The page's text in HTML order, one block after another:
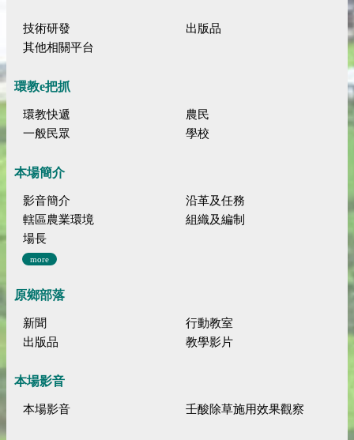
技術研發
出版品
其他相關平台
環教e把抓
環教快遞
農民
一般民眾
學校
本場簡介
影音簡介
沿革及任務
轄區農業環境
組織及編制
場長
more
原鄉部落
新聞
行動教室
出版品
教學影片
本場影音
本場影音 壬酸除草施用效果觀察